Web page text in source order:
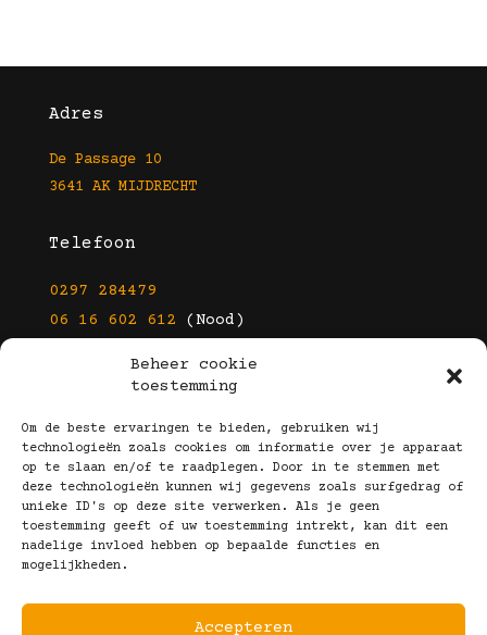
Beheer cookie
toestemming
Om de beste ervaringen te bieden, gebruiken wij
technologieën zoals cookies om informatie over je apparaat
op te slaan en/of te raadplegen. Door in te stemmen met
deze technologieën kunnen wij gegevens zoals surfgedrag of
unieke ID's op deze site verwerken. Als je geen
toestemming geeft of uw toestemming intrekt, kan dit een
nadelige invloed hebben op bepaalde functies en
mogelijkheden.
Accepteren
Adres
De Passage 10
3641 AK MIJDRECHT
Telefoon
0297 284479
06 16 602 612 (Nood)
info@kootbrillen.nl
Volg Ons!